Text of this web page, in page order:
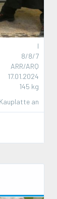
I
8/8/7
ARR/ARQ
17.01.2024
145 kg
an